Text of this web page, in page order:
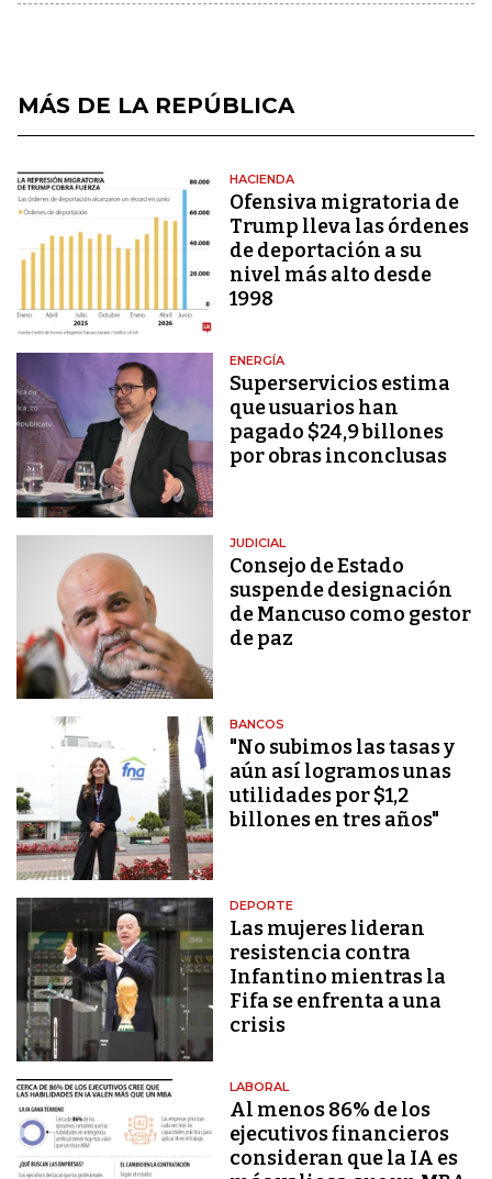
MÁS DE LA REPÚBLICA
HACIENDA
Ofensiva migratoria de
Trump lleva las órdenes
de deportación a su
nivel más alto desde
1998
ENERGÍA
Superservicios estima
que usuarios han
pagado $24,9 billones
por obras inconclusas
JUDICIAL
Consejo de Estado
suspende designación
de Mancuso como gestor
de paz
BANCOS
"No subimos las tasas y
aún así logramos unas
utilidades por $1,2
billones en tres años"
DEPORTE
Las mujeres lideran
resistencia contra
Infantino mientras la
Fifa se enfrenta a una
crisis
LABORAL
Al menos 86% de los
ejecutivos financieros
consideran que la IA es